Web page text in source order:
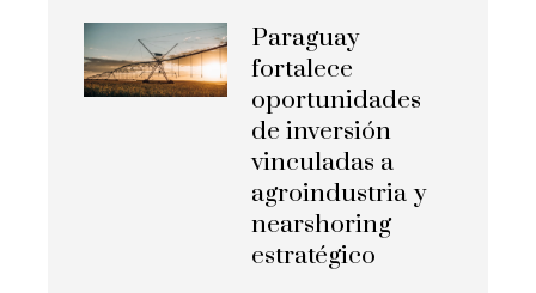
Paraguay
fortalece
oportunidades
de inversión
vinculadas a
agroindustria y
nearshoring
estratégico